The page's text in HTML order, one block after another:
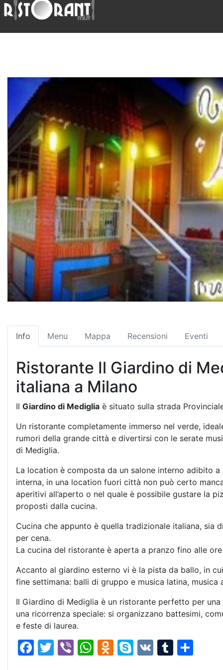
Info Menu Mappa Recensioni Eventi
Ristorante Il Giardino di
italiana a Milano
Il Giardino di Mediglia è situato sulla strada
Un ristorante completamente immerso nel verde,
rumori della grande città e divertirsi con le serate
di Mediglia.
La location è composta da un salone interno adibito
interna, in una location fuori città non può certo
aperitivi all’aperto o nel quale è possibile gustare la
proposti dalla cucina.
Cucina che appunto è quella tradizionale italiana, sia
per cena.
La cucina del ristorante è aperta a pranzo fino alle
Accanto al giardino esterno vi è la pista da ballo, in
fine settimana: balli di gruppo e musica latina, musica
Il Giardino di Mediglia è un ristorante perfetto per
una ricorrenza speciale: si organizzano battesimi,
e feste di laurea.
F
T
Vi W O
S
V
T